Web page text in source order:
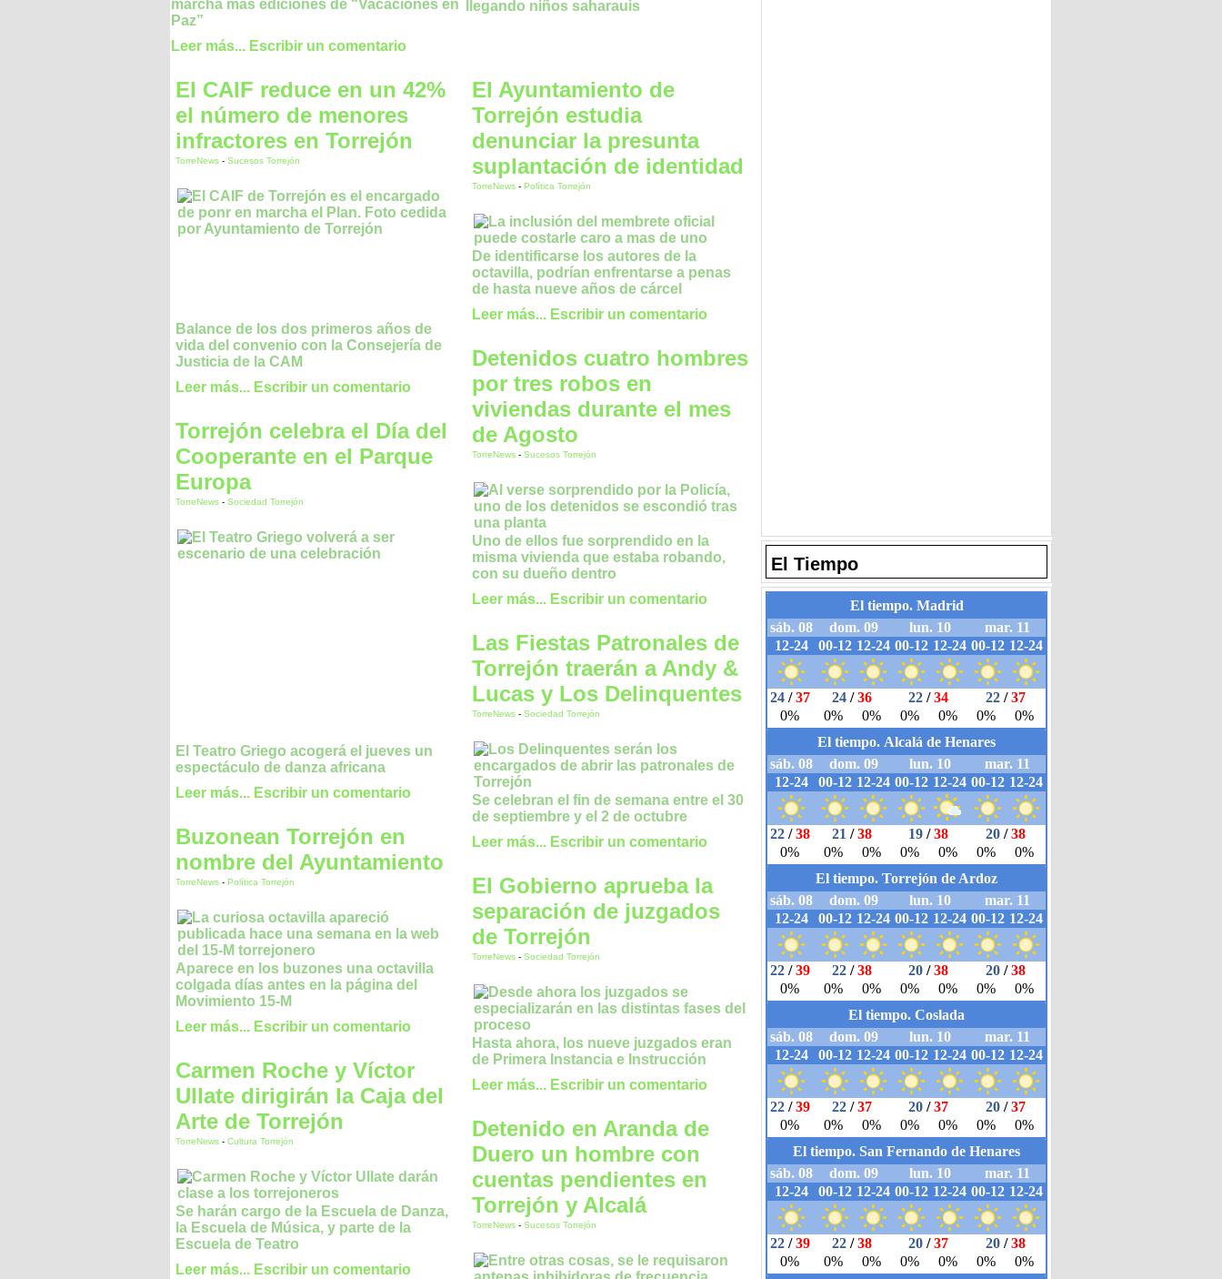
marcha más ediciones de “Vacaciones en
Paz”
Leer más... Escribir un comentario
El CAIF reduce en un 42%
el número de menores
infractores en Torrejón
TorreNews - Sucesos Torrejón
Balance de los dos primeros años de
vida del convenio con la Consejería de
Justicia de la CAM
Leer más... Escribir un comentario
Torrejón celebra el Día del
Cooperante en el Parque
Europa
TorreNews - Sociedad Torrejón
El Teatro Griego acogerá el jueves un
espectáculo de danza africana
Leer más... Escribir un comentario
Buzonean Torrejón en
nombre del Ayuntamiento
TorreNews - Política Torrejón
Aparece en los buzones una octavilla
colgada días antes en la página del
Movimiento 15-M
Leer más... Escribir un comentario
Carmen Roche y Víctor
Ullate dirigirán la Caja del
Arte de Torrejón
TorreNews - Cultura Torrejón
Se harán cargo de la Escuela de Danza,
la Escuela de Música, y parte de la
Escuela de Teatro
Leer más... Escribir un comentario
El Ayuntamiento de
Torrejón estudia
denunciar la presunta
suplantación de identidad
TorreNews - Política Torrejón
De identificarse los autores de la
octavilla, podrían enfrentarse a penas
de hasta nueve años de cárcel
Leer más... Escribir un comentario
Detenidos cuatro hombres
por tres robos en
viviendas durante el mes
de Agosto
TorreNews - Sucesos Torrejón
Uno de ellos fue sorprendido en la
misma vivienda que estaba robando,
con su dueño dentro
Leer más... Escribir un comentario
Las Fiestas Patronales de
Torrejón traerán a Andy &
Lucas y Los Delinquentes
TorreNews - Sociedad Torrejón
Se celebran el fin de semana entre el 30
de septiembre y el 2 de octubre
Leer más... Escribir un comentario
El Gobierno aprueba la
separación de juzgados
de Torrejón
TorreNews - Sociedad Torrejón
Hasta ahora, los nueve juzgados eran
de Primera Instancia e Instrucción
Leer más... Escribir un comentario
Detenido en Aranda de
Duero un hombre con
cuentas pendientes en
Torrejón y Alcalá
TorreNews - Sucesos Torrejón
El Tiempo